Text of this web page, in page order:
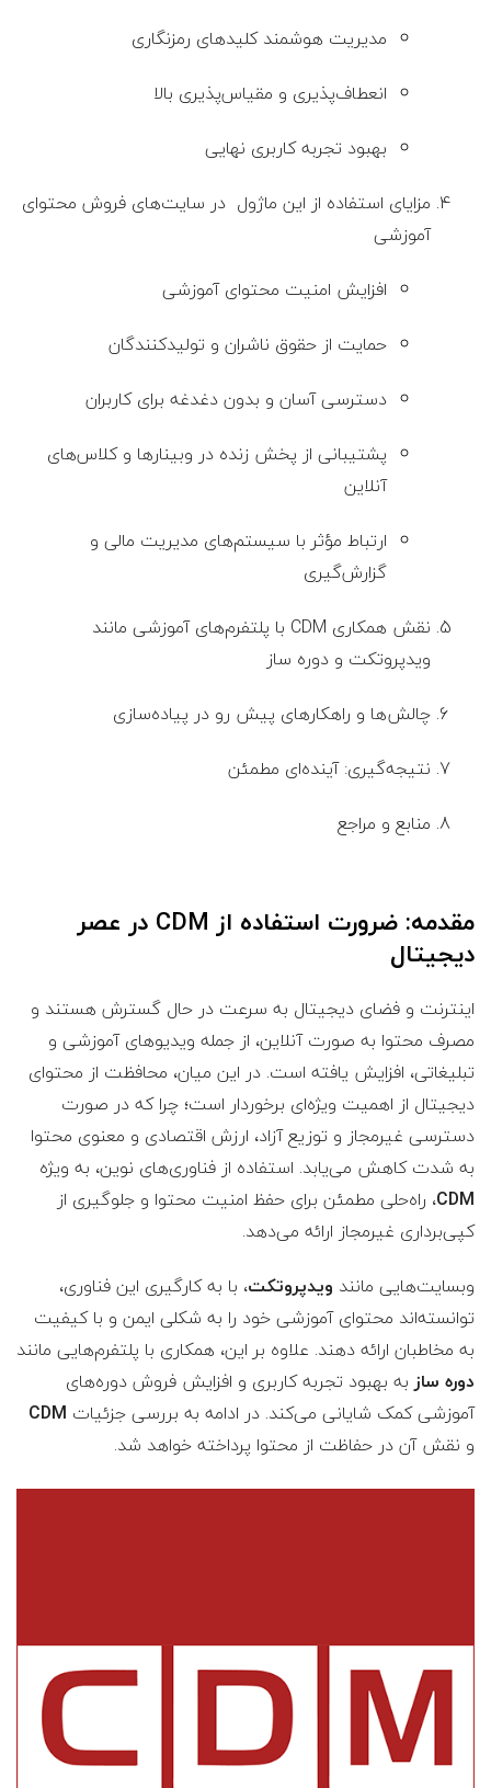
مدیریت هوشمند کلیدهای رمزنگاری
انعطاف‌پذیری و مقیاس‌پذیری بالا
بهبود تجربه کاربری نهایی
مزایای استفاده از این ماژول در سایت‌های فروش محتوای
آموزشی
افزایش امنیت محتوای آموزشی
حمایت از حقوق ناشران و تولیدکنندگان
دسترسی آسان و بدون دغدغه برای کاربران
پشتیبانی از پخش زنده در وبینارها و کلاس‌های
آنلاین
ارتباط مؤثر با سیستم‌های مدیریت مالی و
گزارش‌گیری
نقش همکاری CDM با پلتفرم‌های آموزشی مانند
ویدپروتکت و دوره ساز
چالش‌ها و راهکارهای پیش رو در پیاده‌سازی
نتیجه‌گیری: آینده‌ای مطمئن
منابع و مراجع
مقدمه: ضرورت استفاده از CDM در عصر
دیجیتال
اینترنت و فضای دیجیتال به سرعت در حال گسترش هستند و
مصرف محتوا به صورت آنلاین، از جمله ویدیوهای آموزشی و
تبلیغاتی، افزایش یافته است. در این میان، محافظت از محتوای
دیجیتال از اهمیت ویژه‌ای برخوردار است؛ چرا که در صورت
دسترسی غیرمجاز و توزیع آزاد، ارزش اقتصادی و معنوی محتوا
به شدت کاهش می‌یابد. استفاده از فناوری‌های نوین، به ویژه
CDM، راه‌حلی مطمئن برای حفظ امنیت محتوا و جلوگیری از
کپی‌برداری غیرمجاز ارائه می‌دهد.
وبسایت‌هایی مانند ویدپروتکت، با به کارگیری این فناوری،
توانسته‌اند محتوای آموزشی خود را به شکلی ایمن و با کیفیت
به مخاطبان ارائه دهند. علاوه بر این، همکاری با پلتفرم‌هایی مانند
دوره سازبه بهبود تجربه کاربری و افزایش فروش دوره‌های
آموزشی کمک شایانی می‌کند. در ادامه به بررسی جزئیات CDM
و نقش آن در حفاظت از محتوا پرداخته خواهد شد.